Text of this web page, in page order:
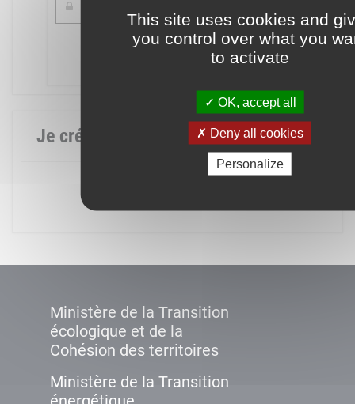
This site uses cookies and
you control over what you
to activate
OK, accept all
Deny all cookies
Personalize
Mot de passe oublié ?
Je crée mon compte
Ministère de la Transition
écologique et de la
Cohésion des territoires
Ministère de la Transition